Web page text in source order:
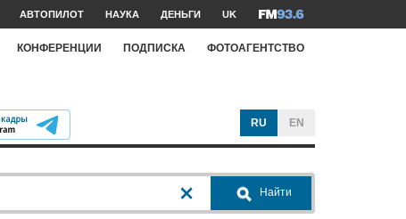
АВТОПИЛОТ НАУКА ДЕНЬГИ UK
КОНФЕРЕНЦИИ ПОДПИСКА ФОТОАГЕНТСТВО
RU EN
Найти